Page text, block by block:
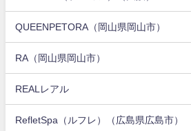
QUEENPETORA（岡山県岡山市）
RA（岡山県岡山市）
REALレアル
RefletSpa（ルフレ）（広島県広島市）